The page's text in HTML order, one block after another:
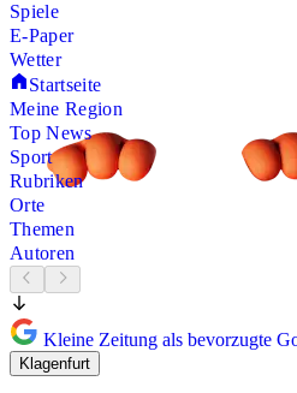
Spiele
E-Paper
Wetter
Startseite
Meine Region
Top News
Sport
Rubriken
Orte
Themen
Autoren
Kleine Zeitung als bevorzugte
Klagenfurt